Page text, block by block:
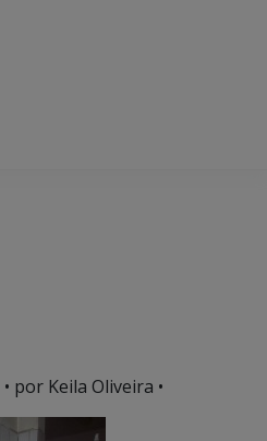
• por Keila Oliveira •